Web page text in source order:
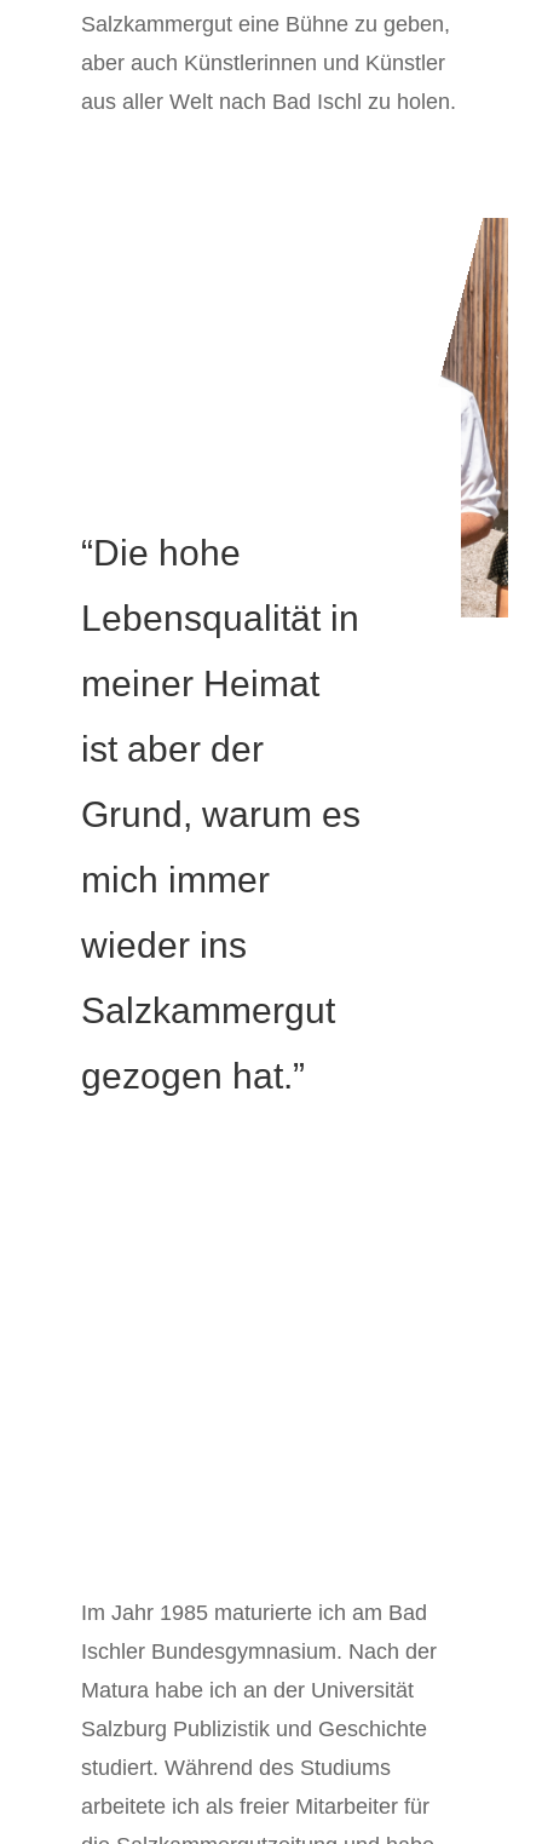
Salzkammergut eine Bühne zu geben,
aber auch Künstlerinnen und Künstler
aus aller Welt nach Bad Ischl zu holen.
“Die hohe
Lebensqualität in
meiner Heimat
ist aber der
Grund, warum es
mich immer
wieder ins
Salzkammergut
gezogen hat.”
Im Jahr 1985 maturierte ich am Bad
Ischler Bundesgymnasium. Nach der
Matura habe ich an der Universität
Salzburg Publizistik und Geschichte
studiert. Während des Studiums
arbeitete ich als freier Mitarbeiter für